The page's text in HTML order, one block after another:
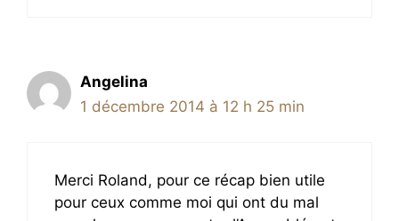
Angelina
1 décembre 2014 à 12 h 25 min
Merci Roland, pour ce récap bien utile
pour ceux comme moi qui ont du mal